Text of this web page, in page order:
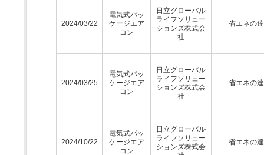
2024/03/22
電気式パッ
ケージエア
コン
日立グローバル
ライフソリュー
ションズ株式会
社
省エネの
2024/03/25
電気式パッ
ケージエア
コン
日立グローバル
ライフソリュー
ションズ株式会
社
省エネの
2024/10/22
電気式パッ
ケージエア
コン
日立グローバル
ライフソリュー
ションズ株式会
省エネの